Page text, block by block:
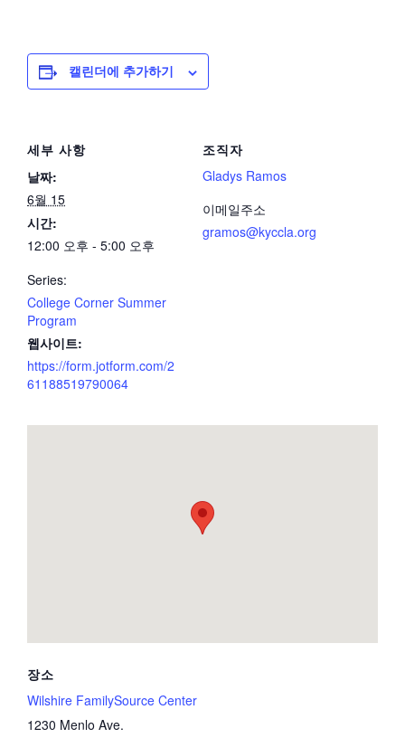
캘린더에 추가하기
세부 사항
날짜:
6월 15
시간:
12:00 오후 - 5:00 오후
Series:
College Corner Summer
Program
웹사이트:
https://form.jotform.com/2
61188519790064
조직자
Gladys Ramos
이메일주소
gramos@kyccla.org
장소
Wilshire FamilySource Center
1230 Menlo Ave.